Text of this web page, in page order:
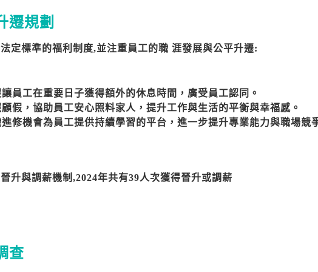
遷規劃
定標準的福利制度,並注重員工的職 涯發展與公平升遷:
員工在重要日子獲得額外的休息時間，廣受員工認同。
假，協助員工安心照料家人，提升工作與生活的平衡與幸福感。
修機會為員工提供持續學習的平台，進一步提升專業能力與職場競
升與調薪機制,2024年共有39人次獲得晉升或調薪
查